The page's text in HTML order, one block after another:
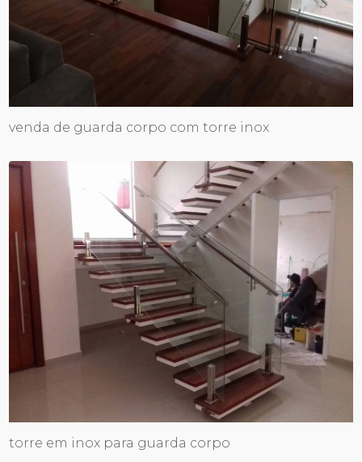
venda de guarda corpo com torre inox
torre em inox para guarda corpo